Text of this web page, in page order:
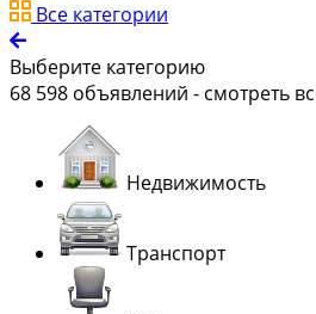
Все категории
Выберите категорию
68 598 объявлений - смотреть
Недвижимость
Транспорт